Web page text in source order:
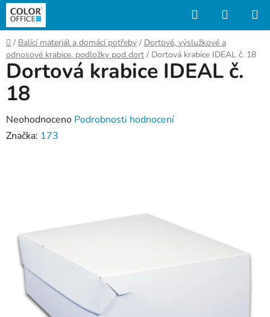
Přejít
obsah
Hledat
KOŠÍK
Domů
/ Balící materiál a domácí potřeby / Dortové, výslužkové a
odnosové krabice, podložky pod dort / Dortová krabice IDEAL č. 18
Dortová krabice IDEAL č.
18
Průměrné
hodnocení
hvězdiček.
Neohodnoceno Podrobnosti hodnocení
Značka: 173